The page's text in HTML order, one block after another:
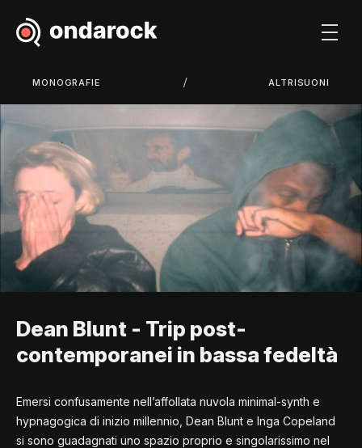
MONOGRAFIE / ALTRISUONI
Dean Blunt - Trip post-
contemporanei in bassa fedeltà
Emersi confusamente nell’affollata nuvola minimal-synth e
hypnagogica di inizio millennio, Dean Blunt e Inga Copeland
si sono guadagnati uno spazio proprio e singolarissimo nel